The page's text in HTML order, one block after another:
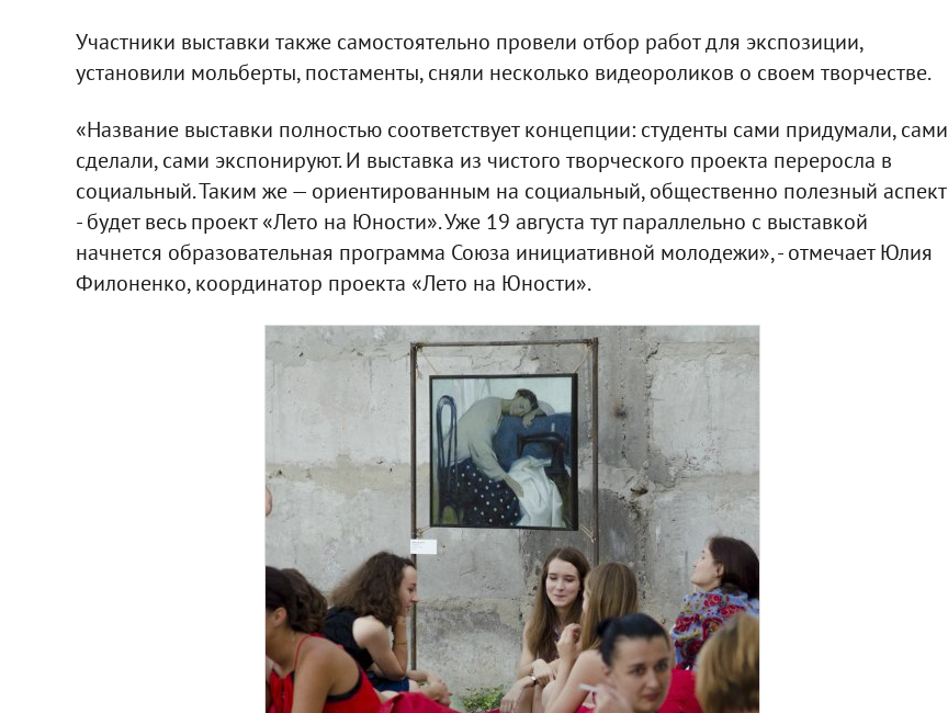
Участники выставки также самостоятельно провели отбор работ для экспозиции,
установили мольберты, постаменты, сняли несколько видеороликов о своем творчестве.
«Название выставки полностью соответствует концепции: студенты сами придумали, сами
сделали, сами экспонируют. И выставка из чистого творческого проекта переросла в
социальный. Таким же — ориентированным на социальный, общественно полезный аспект
- будет весь проект «Лето на Юности». Уже 19 августа тут параллельно с выставкой
начнется образовательная программа Союза инициативной молодежи», - отмечает Юлия
Филоненко, координатор проекта «Лето на Юности».